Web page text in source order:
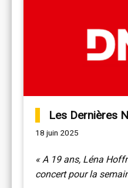
Les Dernières
18 juin 2025
« A 19 ans, Léna
concert pour la